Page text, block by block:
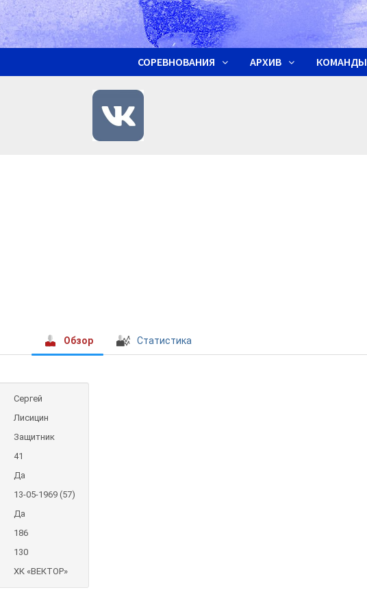
СОРЕВНОВАНИЯ АРХИВ КОМАНДЫ
Обзор Статистика
Сергей
Лисицин
Защитник
41
Да
13-05-1969 (57)
Да
186
130
ХК «ВЕКТОР»